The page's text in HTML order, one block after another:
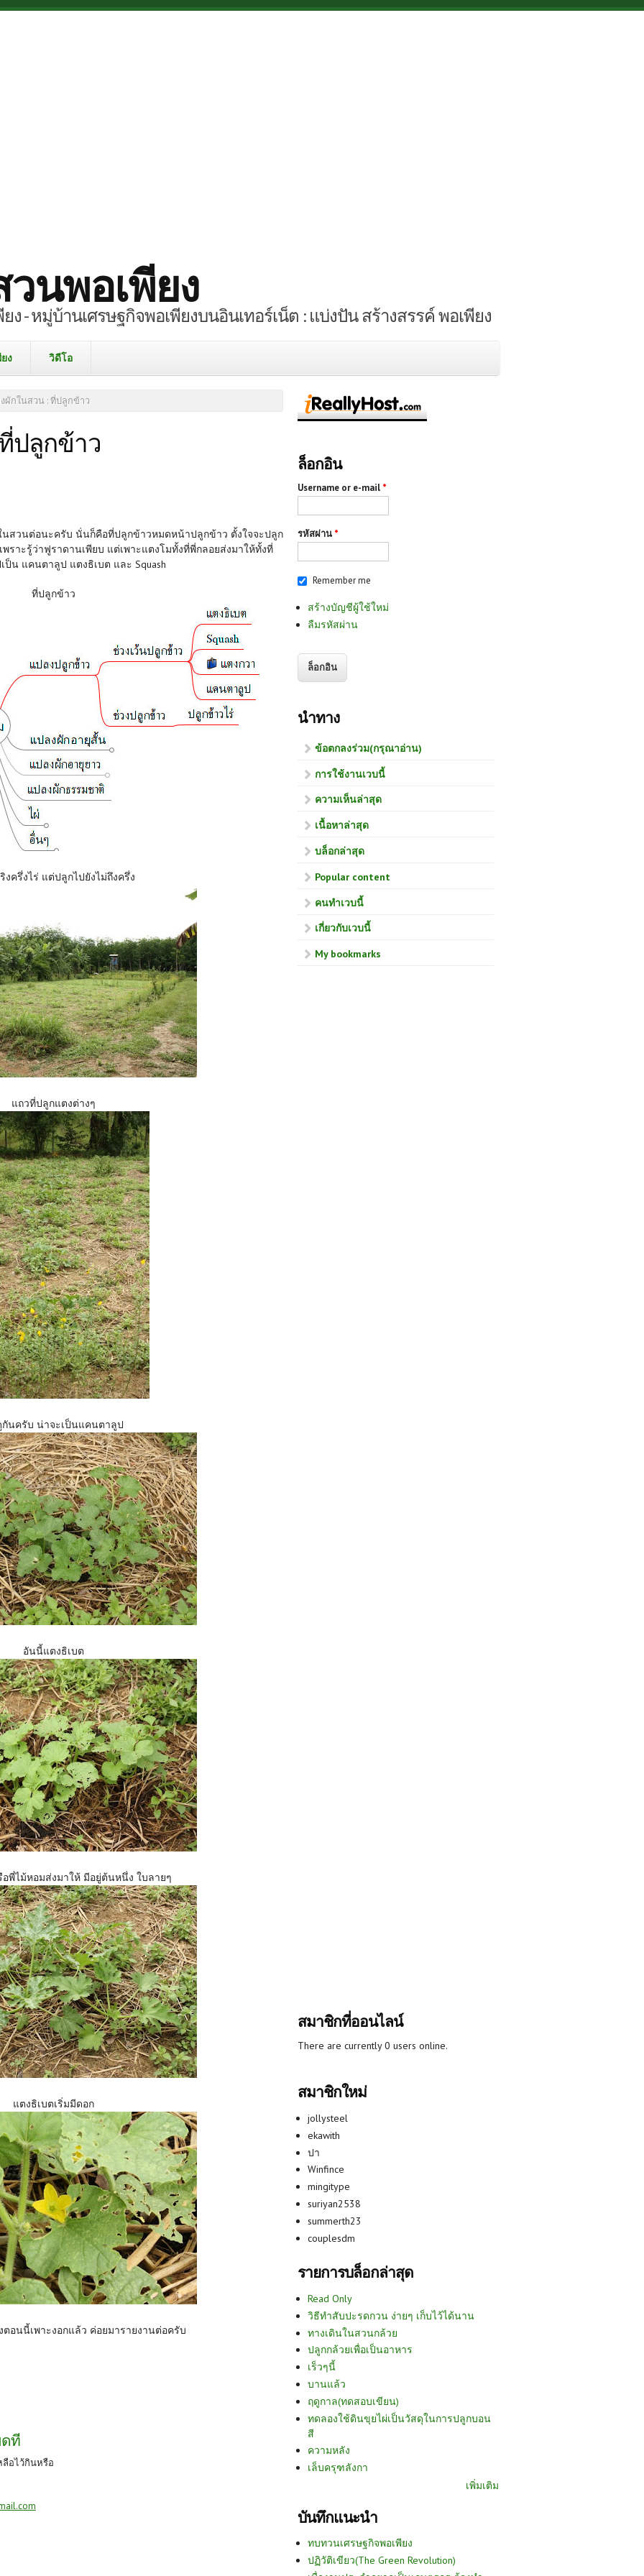
นพอเพียง
ง - หมู่บ้านเศรษฐกิจพอเพียงบนอินเทอร์เน็ต : แบ่งปัน สร้างสรรค์ พอเพียง
ง วิดีโอ
ผักในสวน : ที่ปลูกข้าว
ปลูกข้าว
วนต่อนะครับ นั่นก็คือที่ปลูกข้าวหมดหน้าปลูกข้าว ตั้งใจจะปลูก
าะรู้ว่าฟูราดานเพียบ แต่เพาะแตงโมทั้งที่พี่กลอยส่งมาให้ทั้งที่
ป็น แคนตาลูป แตงธิเบต และ Squash
ที่ปลูกข้าว
งครึ่งไร่ แต่ปลูกไปยังไม่ถึงครึ่ง
แถวที่ปลูกแตงต่างๆ
นครับ น่าจะเป็นแคนตาลูป
อันนี้แตงธิเบต
อพี่ไม้หอมส่งมาให้ มีอยู่ต้นหนึ่ง ใบลายๆ
แตงธิเบตเริ่มมีดอก
นนี้เพาะงอกแล้ว ค่อยมารายงานต่อครับ
ที
ลือไว้กินหรือ
ล็อกอิน
Username or e-mail *
รหัสผ่าน *
Remember me
สร้างบัญชีผู้ใช้ใหม่
ลืมรหัสผ่าน
นำทาง
ข้อตกลงร่วม(กรุณาอ่าน)
การใช้งานเวบนี้
ความเห็นล่าสุด
เนื้อหาล่าสุด
บล็อกล่าสุด
Popular content
คนทำเวบนี้
เกี่ยวกับเวบนี้
My bookmarks
สมาชิกที่ออนไลน์
There are currently 0 users online.
สมาชิกใหม่
jollysteel
ekawith
ปา
Winfince
mingitype
suriyan2538
summerth23
couplesdm
รายการบล็อกล่าสุด
Read Only
วิธีทำสับปะรดกวน ง่ายๆ เก็บไว้ได้นาน
ทางเดินในสวนกล้วย
ปลูกกล้วยเพื่อเป็นอาหาร
เร็วๆนี้
บานแล้ว
ฤดูกาล(ทดสอบเขียน)
ทดลองใช้ดินขุยไผ่เป็นวัสดุในการปลูกบอน
สี
ความหลัง
เล็บครุฑลังกา
เพิ่มเติม
บันทึกแนะนำ
ทบทวนเศรษฐกิจพอเพียง
ปฏิวัติเขียว(The Green Revolution)